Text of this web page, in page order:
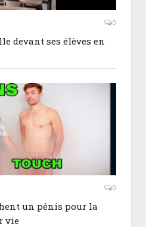
0
devant ses élèves en
0
un pénis pour la
vie